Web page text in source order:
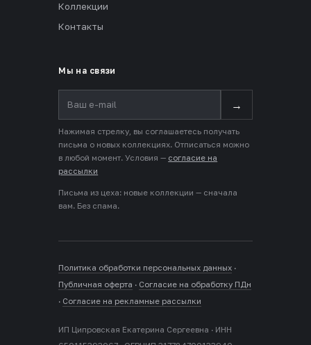
Коллекции
Контакты
Мы на связи
→
Нажимая стрелку, вы соглашаетесь получать
письма о новых коллекциях. Отписаться можно
в любой момент. Условия — согласие на
рассылки
Письма из цеха: новые коллекции — сначала
вам. Без спама.
Политика обработки персональных данных ·
Публичная оферта · Согласие на обработку ПДн
· Согласие на рекламные рассылки
ИП Ципровская Екатерина Сергеевна · ИНН